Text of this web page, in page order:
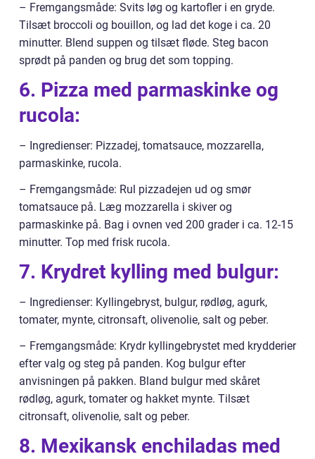
– Fremgangsmåde: Svits løg og kartofler i en gryde.
Tilsæt broccoli og bouillon, og lad det koge i ca. 20
minutter. Blend suppen og tilsæt fløde. Steg bacon
sprødt på panden og brug det som topping.
6. Pizza med parmaskinke og
rucola:
– Ingredienser: Pizzadej, tomatsauce, mozzarella,
parmaskinke, rucola.
– Fremgangsmåde: Rul pizzadejen ud og smør
tomatsauce på. Læg mozzarella i skiver og
parmaskinke på. Bag i ovnen ved 200 grader i ca. 12-15
minutter. Top med frisk rucola.
7. Krydret kylling med bulgur:
– Ingredienser: Kyllingebryst, bulgur, rødløg, agurk,
tomater, mynte, citronsaft, olivenolie, salt og peber.
– Fremgangsmåde: Krydr kyllingebrystet med krydderier
efter valg og steg på panden. Kog bulgur efter
anvisningen på pakken. Bland bulgur med skåret
rødløg, agurk, tomater og hakket mynte. Tilsæt
citronsaft, olivenolie, salt og peber.
8. Mexikansk enchiladas med